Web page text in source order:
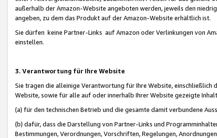
außerhalb der Amazon-Website angeboten werden, jeweils den
angeben, zu dem das Produkt auf der Amazon-Website erhältlich ist.
Sie dürfen keine Partner-Links auf Amazon oder Verlinkungen von
einstellen.
3. Verantwortung für Ihre Website
Sie tragen die alleinige Verantwortung für Ihre Website,
Website, sowie für alle auf oder innerhalb Ihrer Website gezeigte
(a) für den technischen Betrieb und die gesamte damit verbundene
(b) dafür, dass die Darstellung von Partner-Links und
Bestimmungen, Verordnungen, Vorschriften, Regelungen,